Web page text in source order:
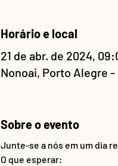
Horário e local
21 de abr. de 2024,
Nonoai, Porto Alegre -
Sobre o evento
Junte-se a nós em um dia
O que esperar: